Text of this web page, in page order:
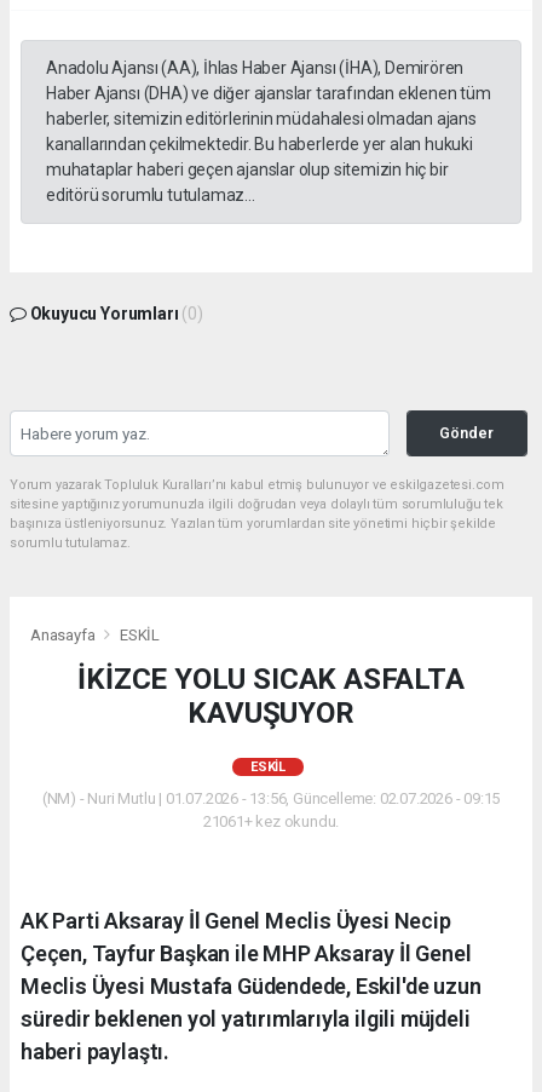
Anadolu Ajansı (AA), İhlas Haber Ajansı (İHA), Demirören
Haber Ajansı (DHA) ve diğer ajanslar tarafından eklenen tüm
haberler, sitemizin editörlerinin müdahalesi olmadan ajans
kanallarından çekilmektedir. Bu haberlerde yer alan hukuki
muhataplar haberi geçen ajanslar olup sitemizin hiç bir
editörü sorumlu tutulamaz...
Okuyucu Yorumları (0)
Gönder
Yorum yazarak Topluluk Kuralları’nı kabul etmiş bulunuyor ve eskilgazetesi.com
sitesine yaptığınız yorumunuzla ilgili doğrudan veya dolaylı tüm sorumluluğu tek
başınıza üstleniyorsunuz. Yazılan tüm yorumlardan site yönetimi hiçbir şekilde
sorumlu tutulamaz.
Anasayfa ESKİL
İKİZCE YOLU SICAK ASFALTA
KAVUŞUYOR
ESKİL
(NM) - Nuri Mutlu | 01.07.2026 - 13:56, Güncelleme: 02.07.2026 - 09:15
21061+ kez okundu.
AK Parti Aksaray İl Genel Meclis Üyesi Necip
Çeçen, Tayfur Başkan ile MHP Aksaray İl Genel
Meclis Üyesi Mustafa Güdendede, Eskil'de uzun
süredir beklenen yol yatırımlarıyla ilgili müjdeli
haberi paylaştı.